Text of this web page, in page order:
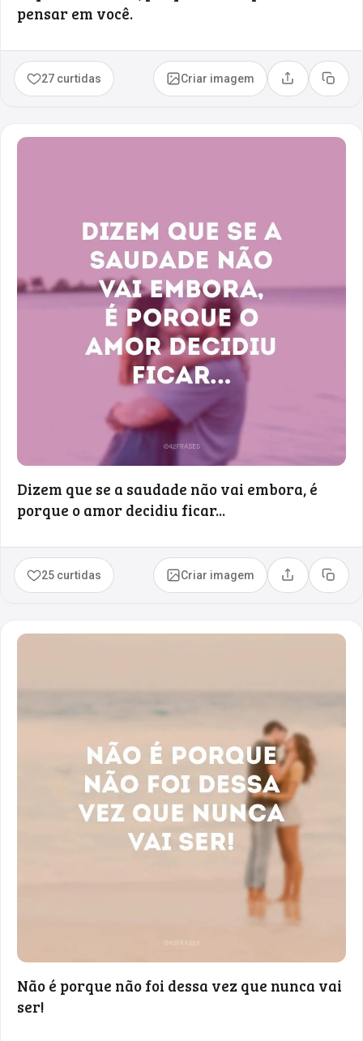
pensar em você.
27 curtidas Criar imagem Compartilhar
Copiar
Dizem que se a saudade não vai embora, é
porque o amor decidiu ficar...
25 curtidas Criar imagem Compartilhar
Copiar
Não é porque não foi dessa vez que nunca vai
ser!